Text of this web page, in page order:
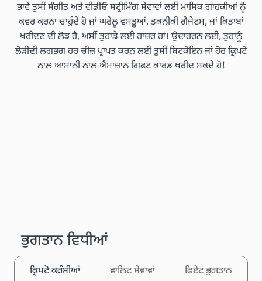
ਭਾਵੇਂ ਤੁਸੀਂ ਸੰਗੀਤ ਅਤੇ ਵੀਡੀਓ ਸਟ੍ਰੀਮਿੰਗ ਸੇਵਾਵਾਂ ਲਈ ਮਾਸਿਕ ਗਾਹਕੀਆਂ ਨੂੰ
ਕਵਰ ਕਰਨਾ ਚਾਹੁੰਦੇ ਹੋ ਜਾਂ ਘਰੇਲੂ ਵਸਤੂਆਂ, ਤਕਨੀਕੀ ਗੈਜੇਟਸ, ਜਾਂ ਕਿਤਾਬਾਂ
ਖਰੀਦਣ ਦੀ ਲੋੜ ਹੈ, ਅਸੀਂ ਤੁਹਾਡੇ ਲਈ ਹਾਜ਼ਰ ਹਾਂ। ਉਦਾਹਰਨ ਲਈ, ਤੁਹਾਨੂੰ
ਲੋੜੀਂਦੀ ਲਗਭਗ ਹਰ ਚੀਜ਼ ਪ੍ਰਾਪਤ ਕਰਨ ਲਈ ਤੁਸੀਂ ਬਿਟਕੋਇਨ ਜਾਂ ਹੋਰ ਕ੍ਰਿਪਟੋ
ਨਾਲ ਆਸਾਨੀ ਨਾਲ ਐਮਾਜ਼ਾਨ ਗਿਫਟ ਕਾਰਡ ਖਰੀਦ ਸਕਦੇ ਹੋ!
ਭੁਗਤਾਨ ਵਿਧੀਆਂ
ਕ੍ਰਿਪਟੋ ਕਰੰਸੀਆਂ ਵਾਲਿਟ ਸੇਵਾਵਾਂ ਫਿਏਟ ਭੁਗਤਾਨ